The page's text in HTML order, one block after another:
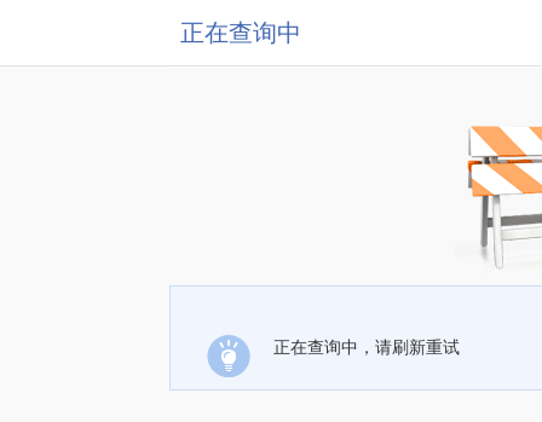
正在查询中
正在查询中，请刷新重试